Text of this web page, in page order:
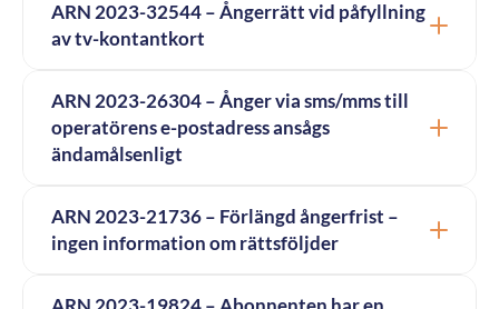
ARN 2023-32544 – Ångerrätt vid påfyllning
av tv-kontantkort
ARN 2023-26304 – Ånger via sms/mms till
operatörens e-postadress ansågs
ändamålsenligt
ARN 2023-21736 – Förlängd ångerfrist –
ingen information om rättsföljder